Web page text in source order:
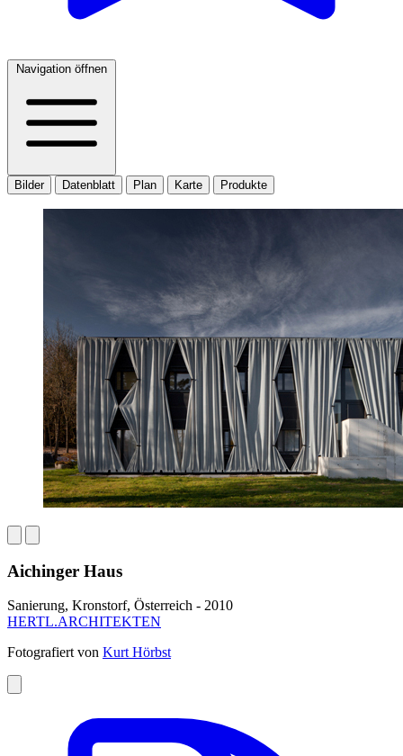
Navigation öffnen
Bilder Datenblatt Plan Karte Produkte
Aichinger Haus
Sanierung, Kronstorf, Österreich - 2010
HERTL.ARCHITEKTEN
Fotografiert von Kurt Hörbst